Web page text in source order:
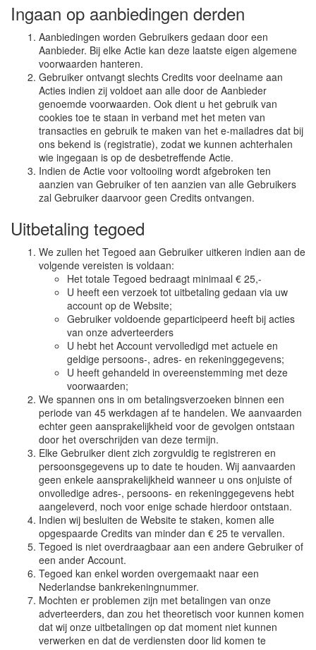
Ingaan op aanbiedingen derden
Aanbiedingen worden Gebruikers gedaan door een
Aanbieder. Bij elke Actie kan deze laatste eigen algemene
voorwaarden hanteren.
Gebruiker ontvangt slechts Credits voor deelname aan
Acties indien zij voldoet aan alle door de Aanbieder
genoemde voorwaarden. Ook dient u het gebruik van
cookies toe te staan in verband met het meten van
transacties en gebruik te maken van het e-mailadres dat bij
ons bekend is (registratie), zodat we kunnen achterhalen
wie ingegaan is op de desbetreffende Actie.
Indien de Actie voor voltooiing wordt afgebroken ten
aanzien van Gebruiker of ten aanzien van alle Gebruikers
zal Gebruiker daarvoor geen Credits ontvangen.
Uitbetaling tegoed
We zullen het Tegoed aan Gebruiker uitkeren indien aan de
volgende vereisten is voldaan:
Het totale Tegoed bedraagt minimaal € 25,-
U heeft een verzoek tot uitbetaling gedaan via uw
account op de Website;
Gebruiker voldoende geparticipeerd heeft bij acties
van onze adverteerders
U hebt het Account vervolledigd met actuele en
geldige persoons-, adres- en rekeninggegevens;
U heeft gehandeld in overeenstemming met deze
voorwaarden;
We spannen ons in om betalingsverzoeken binnen een
periode van 45 werkdagen af te handelen. We aanvaarden
echter geen aansprakelijkheid voor de gevolgen ontstaan
door het overschrijden van deze termijn.
Elke Gebruiker dient zich zorgvuldig te registreren en
persoonsgegevens up to date te houden. Wij aanvaarden
geen enkele aansprakelijkheid wanneer u ons onjuiste of
onvolledige adres-, persoons- en rekeninggegevens hebt
aangeleverd, noch voor enige schade hierdoor ontstaan.
Indien wij besluiten de Website te staken, komen alle
opgespaarde Credits van minder dan € 25 te vervallen.
Tegoed is niet overdraagbaar aan een andere Gebruiker of
een ander Account.
Tegoed kan enkel worden overgemaakt naar een
Nederlandse bankrekeningnummer.
Mochten er problemen zijn met betalingen van onze
adverteerders, dan zou het theoretisch voor kunnen komen
dat wij onze uitbetalingen op dat moment niet kunnen
verwerken en dat de verdiensten door lid komen te